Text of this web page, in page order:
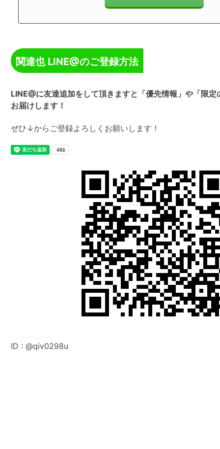
関達也 LINE@のご登録方法
LINE@に友達追加をして頂きますと「優先情報」や「限
お届けします！
ぜひ↓からご登録よろしくお願いします！
ID :@qiv0298u